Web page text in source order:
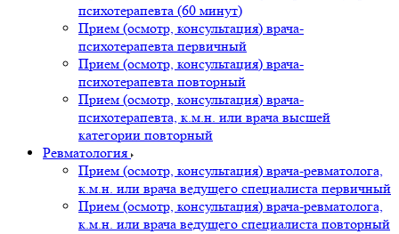
психотерапевта (60 минут)
Прием (осмотр, консультация) врача-
психотерапевта первичный
Прием (осмотр, консультация) врача-
психотерапевта повторный
Прием (осмотр, консультация) врача-
психотерапевта, к.м.н. или врача высшей
категории повторный
Ревматология
Прием (осмотр, консультация) врача-ревматолога,
к.м.н. или врача ведущего специалиста первичный
Прием (осмотр, консультация) врача-ревматолога,
к.м.н. или врача ведущего специалиста повторный